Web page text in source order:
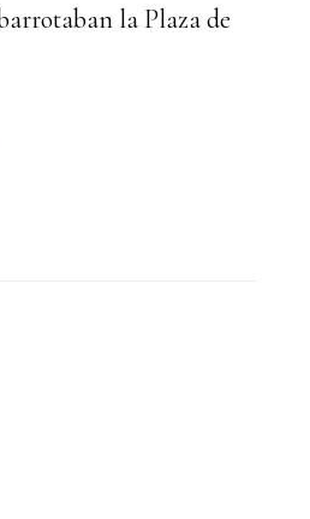
la Plaza de